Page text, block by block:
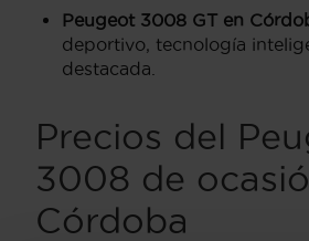
Peugeot 3008 GT en
deportivo, tecnología
destacada.
Precios del
3008 de
Córdoba